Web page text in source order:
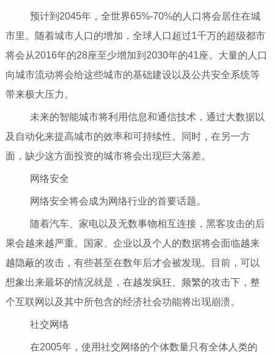
预计到2045年，全世界65%-70%的人口将会居住在城
市里。随着城市人口的增加，全球人口超过1千万的超级都市
将会从2016年的28座至少增加到2030年的41座。大量的人口
向城市流动将会给这些城市的基础建设以及公共安全系统等
带来极大压力。
未来的智能城市将利用信息和通信技术，通过大数据以
及自动化来提高城市的效率和可持续性。同时，在另一方
面，缺少这方面投资的城市将会出现巨大落差。
网络安全
网络安全将会成为网络行业的首要话题。
随着汽车、家电以及无数事物相互连接，黑客攻击的后
果会越来越严重。国家、企业以及个人的数据将会面临越来
越隐蔽的攻击，有些甚至在数年后才会被发现。目前，可以
想象出来最坏的情况就是，在越发疯狂、频繁的攻击下，整
个互联网以及其中所包含的经济社会功能将出现崩溃。
社交网络
在2005年，使用社交网络的个体数量只有全体人类的